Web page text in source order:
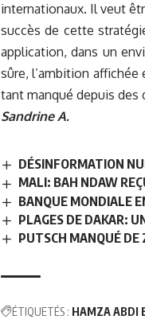
internationaux. Il veut
succès de cette
application, dans un
sûre, l’ambition
tant manqué depuis des
Sandrine A.
DÉSINFORMATION
MALI: BAH NDAW
BANQUE MONDIALE
PLAGES DE DAKAR:
PUTSCH MANQUÉ DE
ÉTIQUETÉS : HAMZA ABDI